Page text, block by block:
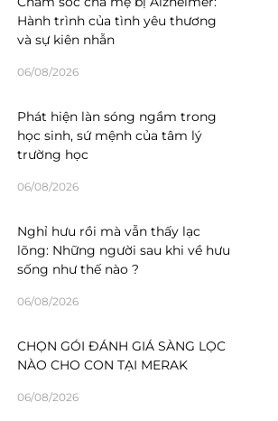
Hành trình của tình yêu thương
và sự kiên nhẫn
06/08/2026
Phát hiện làn sóng ngầm trong
học sinh, sứ mệnh của tâm lý
trường học
06/08/2026
Nghỉ hưu rồi mà vẫn thấy lạc
lõng: Những người sau khi về hưu
sống như thế nào ?
06/08/2026
CHỌN GÓI ĐÁNH GIÁ SÀNG LỌC
NÀO CHO CON TẠI MERAK
06/08/2026